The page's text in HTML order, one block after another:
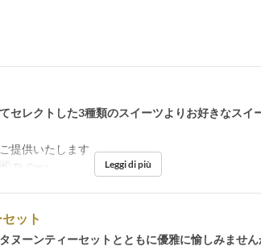
セレクトした3種類のスイーツよりお好きなスイ
提供いたします
Tè, Cena Leggi di più
ット
ヌーンティーセットとともに優雅に愉しみません